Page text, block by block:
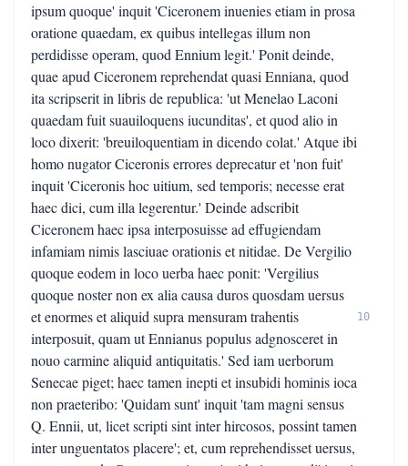
ipsum quoque' inquit 'Ciceronem inuenies etiam in prosa
oratione quaedam, ex quibus intellegas illum non
perdidisse operam, quod Ennium legit.' Ponit deinde,
quae apud Ciceronem reprehendat quasi Enniana, quod
ita scripserit in libris de republica: 'ut Menelao Laconi
quaedam fuit suauiloquens iucunditas', et quod alio in
loco dixerit: 'breuiloquentiam in dicendo colat.' Atque ibi
homo nugator Ciceronis errores deprecatur et 'non fuit'
inquit 'Ciceronis hoc uitium, sed temporis; necesse erat
haec dici, cum illa legerentur.' Deinde adscribit
Ciceronem haec ipsa interposuisse ad effugiendam
infamiam nimis lasciuae orationis et nitidae. De Vergilio
quoque eodem in loco uerba haec ponit: 'Vergilius
quoque noster non ex alia causa duros quosdam uersus
et enormes et aliquid supra mensuram trahentis
interposuit, quam ut Ennianus populus adgnosceret in
nouo carmine aliquid antiquitatis.' Sed iam uerborum
Senecae piget; haec tamen inepti et insubidi hominis ioca
non praeteribo: 'Quidam sunt' inquit 'tam magni sensus
Q. Ennii, ut, licet scripti sint inter hircosos, possint tamen
inter unguentatos placere'; et, cum reprehendisset uersus,
10